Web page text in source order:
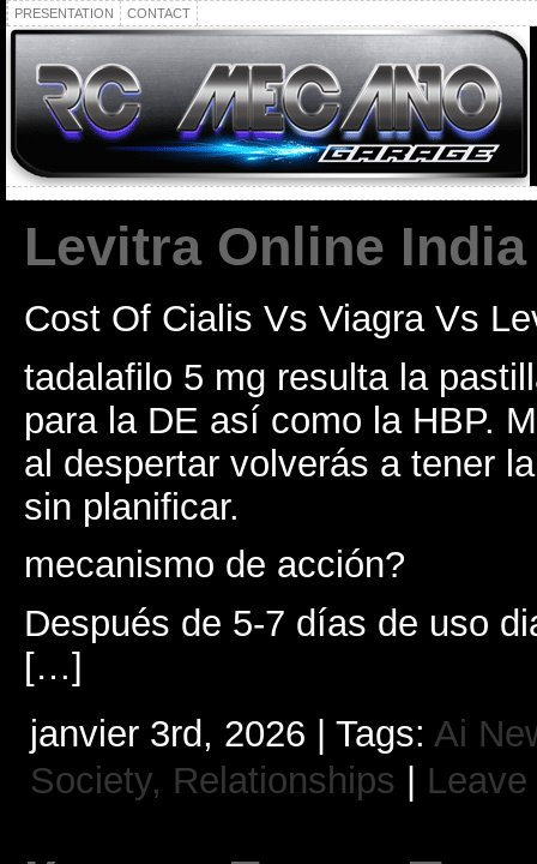
PRESENTATION CONTACT
Levitra Online India
Cost Of Cialis Vs Viagra Vs
tadalafilo 5 mg resulta la
para la DE así como la HBP.
al despertar volverás a tener
sin planificar.
mecanismo de acción?
Después de 5-7 días de uso
[…]
janvier 3rd, 2026 | Tags: Ai
Society, Relationships